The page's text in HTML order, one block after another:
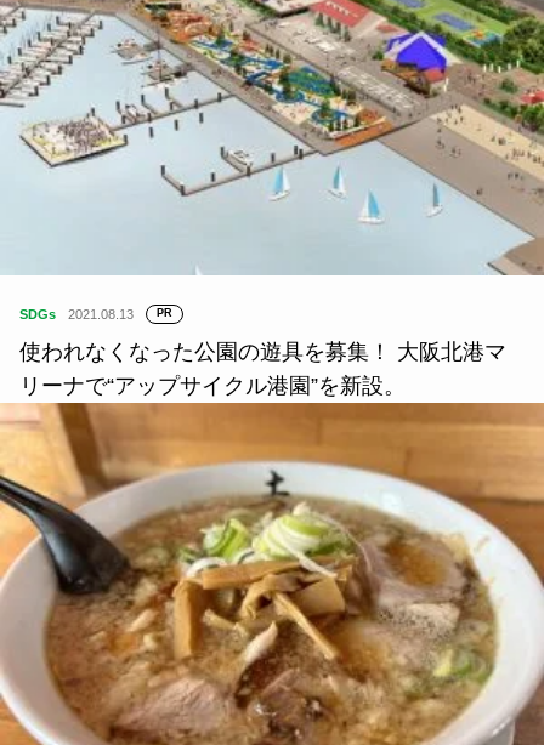
SDGs 2021.08.13 PR
使われなくなった公園の遊具を募集！ 大阪北港マ
リーナで“アップサイクル港園”を新設。